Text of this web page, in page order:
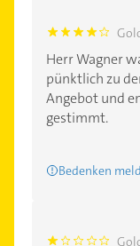
4.0
Herr Wagner
pünktlich zu
Angebot und
gestimmt.
Bedenken